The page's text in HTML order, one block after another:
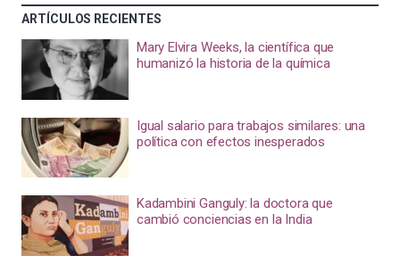
ARTÍCULOS RECIENTES
Mary Elvira Weeks, la científica que
humanizó la historia de la química
Igual salario para trabajos similares: una
política con efectos inesperados
Kadambini Ganguly: la doctora que
cambió conciencias en la India